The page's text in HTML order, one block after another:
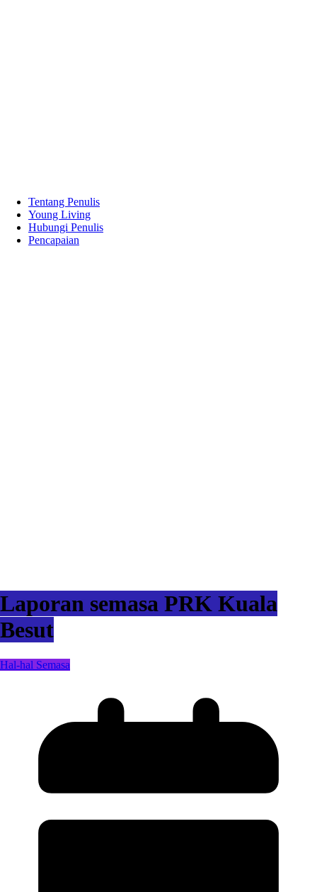
Tentang Penulis
Young Living
Hubungi Penulis
Pencapaian
Laporan semasa PRK Kuala
Besut
Hal-hal Semasa